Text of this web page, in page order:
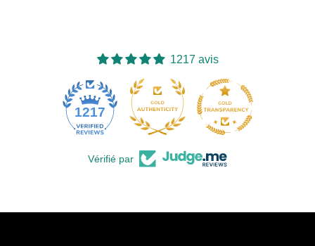
1217 avis
77
Vérifié par